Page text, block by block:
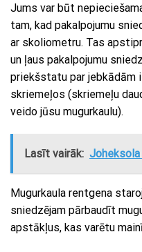
Jums var būt
tam, kad pakalpojumu
ar skoliometru. Tas
un ļaus pakalpojumu
priekšstatu par jebkādām
skriemeļos (skriemeļu
veido jūsu mugurkaulu).
Lasīt vairāk: Joheksola
Mugurkaula rentgena
sniedzējam pārbaudīt
apstākļus, kas varētu